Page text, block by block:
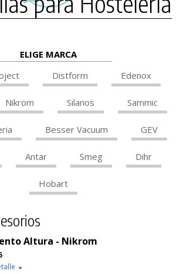
ELIGE MARCA
Distform Edenox
Nikrom Silanos Sammic
Besser Vacuum GEV
Antar Smeg Dihr
Hobart
Altura - Nikrom
►